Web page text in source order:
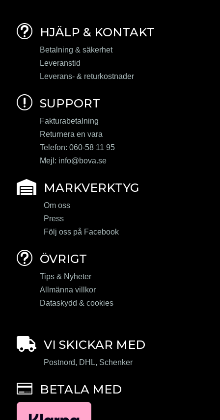
t HJÄLP & KONTAKT
Betalning & säkerhet
Leveranstid
Leverans- & returkostnader
r SUPPORT
Fakturabetalning
Returnera en vara
Telefon: 060-58 11 95
Mejl: info@bova.se
 MARKVERKTYG
Om oss
Press
Följ oss på Facebook
t ÖVRIGT
Tips & Nyheter
Allmänna villkor
Dataskydd & cookies
 VI SKICKAR MED
Postnord, DHL, Schenker
 BETALA MED